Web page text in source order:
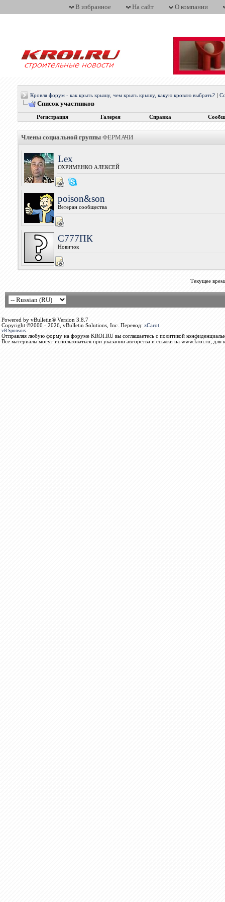
В избранное На сайт О компании
Кровля форум - как крыть крышу, чем крыть крышу, какую кровлю выбрать?
Список участников
Регистрация Галерея Справка
Члены социальной группы ФЕРМАЧИ
Lex
ОХРИМЕНКО АЛЕКСЕЙ
poison&son
Ветеран сообщества
С777ПК
Новичок
Текущее
Powered by vBulletin® Version 3.8.7
Copyright ©2000 - 2026, vBulletin Solutions, Inc. Перевод: zCarot
vB.Sponsors
Отправляя любую форму на форуме KROI.RU вы соглашаетесь с политикой
Все материалы могут использоваться при указании авторства и ссылки на www.kroi.ru, для